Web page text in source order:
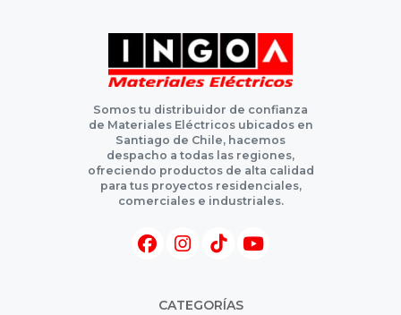
Somos tu distribuidor de confianza
de Materiales Eléctricos ubicados en
Santiago de Chile, hacemos
despacho a todas las regiones,
ofreciendo productos de alta calidad
para tus proyectos residenciales,
comerciales e industriales.
CATEGORÍAS